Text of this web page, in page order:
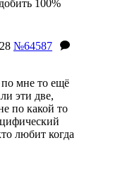
100%
№64587
мне то ещё
эти две,
по какой то
любит когда